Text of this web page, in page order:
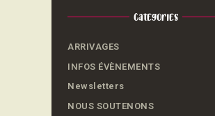
Categories
ARRIVAGES
INFOS ÉVÈNEMENTS
Newsletters
NOUS SOUTENONS